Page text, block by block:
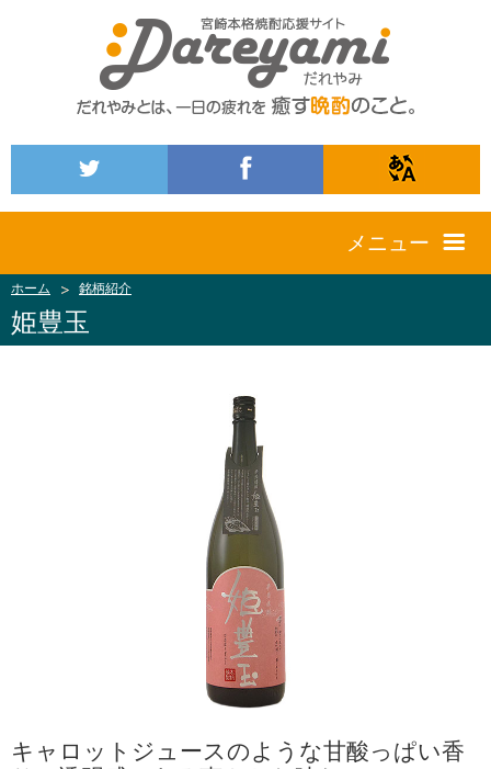
メニュー
ホーム 銘柄紹介
姫豊玉
キャロットジュースのような甘酸っぱい香